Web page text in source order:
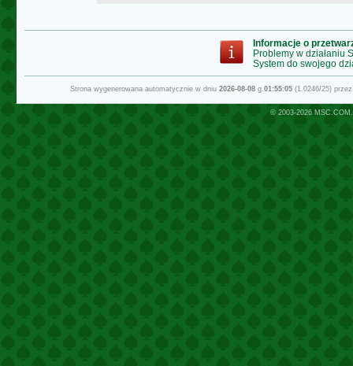
Informacje o
Problemy w działaniu
System do swojego
Strona wygenerowana automatycznie w dniu 2026-08-08g.01:55:05(1.0246/25)
© 2003-2026